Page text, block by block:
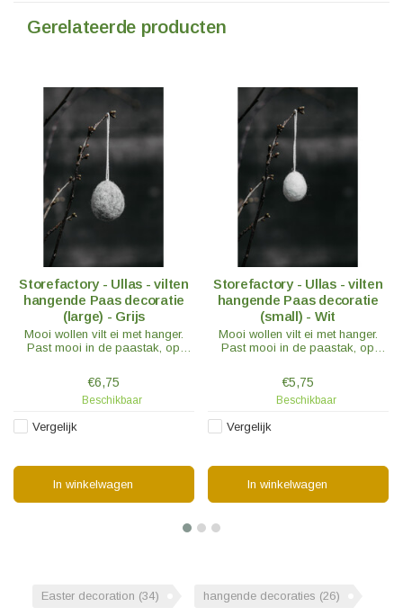
Gerelateerde producten
Storefactory - Ullas - vilten
hangende Paas decoratie
(large) - Grijs
Mooi wollen vilt ei met hanger.
Past mooi in de paastak, op
decoratie op het dressoir.
€6,75
Beschikbaar
Vergelijk
In winkelwagen
Storefactory - Ullas - vilten
hangende Paas decoratie
(small) - Wit
Mooi wollen vilt ei met hanger.
Past mooi in de paastak, op
decoratie op het dressoir.
€5,75
Beschikbaar
Vergelijk
In winkelwagen
Easter decoration (34) hangende decoraties (26)